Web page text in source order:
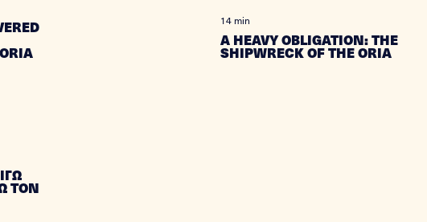
14 min
A HEAVY OBLIGATION: THE
SHIPWRECK OF THE ORIA
ΤΟΝ